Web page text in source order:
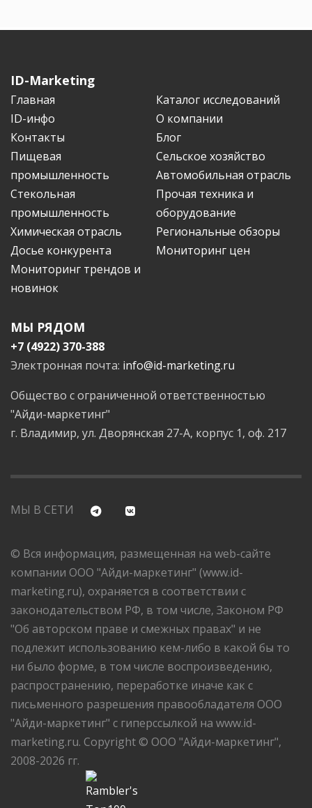
ID-Marketing
Главная
Каталог исследований
ID-инфо
О компании
Контакты
Блог
Пищевая
промышленность
Сельское хозяйство
Автомобильная отрасль
Стекольная
промышленность
Прочая техника и
оборудование
Химическая отрасль
Региональные обзоры
Досье конкурента
Мониторинг цен
Мониторинг трендов и
новинок
МЫ РЯДОМ
+7 (4922) 370-388
Электронная почта: info@id-marketing.ru
Общество с ограниченной ответственностью
"Айди-маркетинг"
г. Владимир, ул. Дворянская 27-А, корпус 1, оф. 217
МЫ В СЕТИ
© Вся информация, размещенная на web-сайте
компании ООО "Айди-маркетинг" (www.id-
marketing.ru), охраняется в соответствии с
законодательством РФ, в том числе, Законом РФ
"Об авторском праве и смежных правах" и не
подлежит использованию кем-либо в какой бы то
ни было форме, в том числе воспроизведению,
распространению, переработке иначе как с
письменного разрешения правообладателя ООО
"Айди-маркетинг" с гиперссылкой на www.id-
marketing.ru. Copyright © ООО "Айди-маркетинг",
2008-2026 гг.